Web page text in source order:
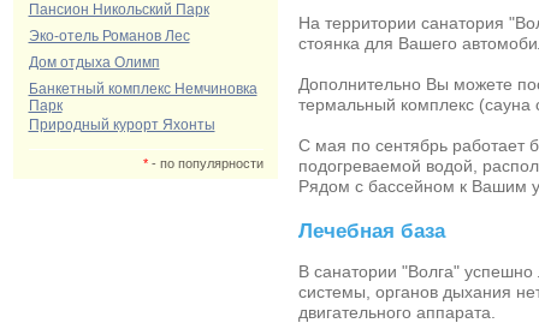
Пансион Никольский Парк
Эко-отель Романов Лес
Дом отдыха Олимп
Банкетный комплекс Немчиновка
Парк
Природный курорт Яхонты
*- по популярности
На территории санатория
стоянка для Вашего
Дополнительно Вы можете
термальный комплекс (сауна
С мая по сентябрь работает
подогреваемой водой,
Рядом с бассейном к Вашим
Лечебная база
В санатории "Волга" успешно
системы, органов дыхания
двигательного аппарата.